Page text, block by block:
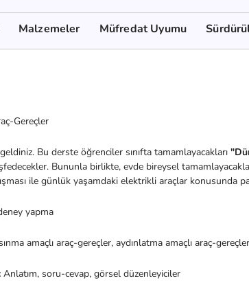
Malzemeler Müfredat Uyumu
Gereçler
Bu derste öğrenciler sınıfta tamamlayacakları
Bununla birlikte, evde bireysel
ile günlük yaşamdaki elektrikli araçlar konusunda
yapma
amaçlı araç-gereçler, aydınlatma amaçlı araç-
Anlatım, soru-cevap, görsel düzenleyiciler